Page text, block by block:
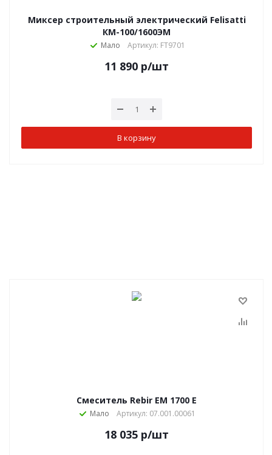
Миксер строительный электрический Felisatti
КМ-100/1600ЭМ
Мало Артикул: FT9701
11 890 р/шт
В корзину
Смеситель Rebir ЕМ 1700 E
Мало Артикул: 07.001.00061
18 035 р/шт